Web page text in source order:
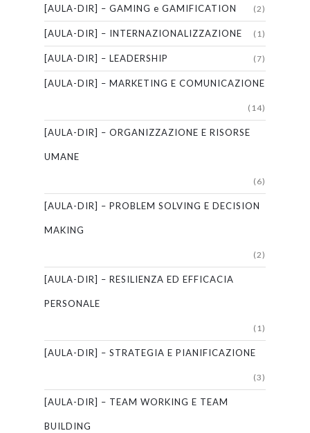
[AULA-DIR] – GAMING e GAMIFICATION (2)
[AULA-DIR] – INTERNAZIONALIZZAZIONE (1)
[AULA-DIR] – LEADERSHIP (7)
[AULA-DIR] – MARKETING E COMUNICAZIONE
(14)
[AULA-DIR] – ORGANIZZAZIONE E RISORSE
UMANE
(6)
[AULA-DIR] – PROBLEM SOLVING E DECISION
MAKING
(2)
[AULA-DIR] – RESILIENZA ED EFFICACIA
PERSONALE
(1)
[AULA-DIR] – STRATEGIA E PIANIFICAZIONE
(3)
[AULA-DIR] – TEAM WORKING E TEAM
BUILDING